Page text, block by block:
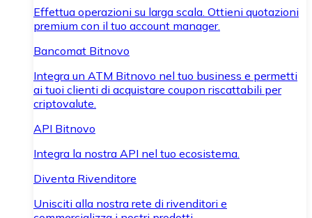
Effettua operazioni su larga scala. Ottieni quotazioni
premium con il tuo account manager.
Bancomat Bitnovo
Integra un ATM Bitnovo nel tuo business e permetti
ai tuoi clienti di acquistare coupon riscattabili per
criptovalute.
API Bitnovo
Integra la nostra API nel tuo ecosistema.
Diventa Rivenditore
Unisciti alla nostra rete di rivenditori e